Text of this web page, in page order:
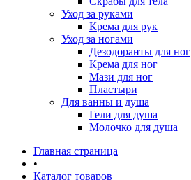
Уход за руками
Крема для рук
Уход за ногами
Дезодоранты для ног
Крема для ног
Мази для ног
Пластыри
Для ванны и душа
Гели для душа
Молочко для душа
Главная страница
•
Каталог товаров